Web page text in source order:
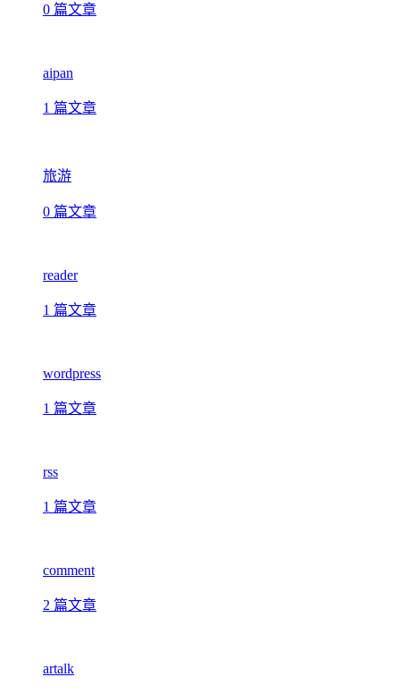
0 篇文章
aipan
1 篇文章
旅游
0 篇文章
reader
1 篇文章
wordpress
1 篇文章
rss
1 篇文章
comment
2 篇文章
artalk